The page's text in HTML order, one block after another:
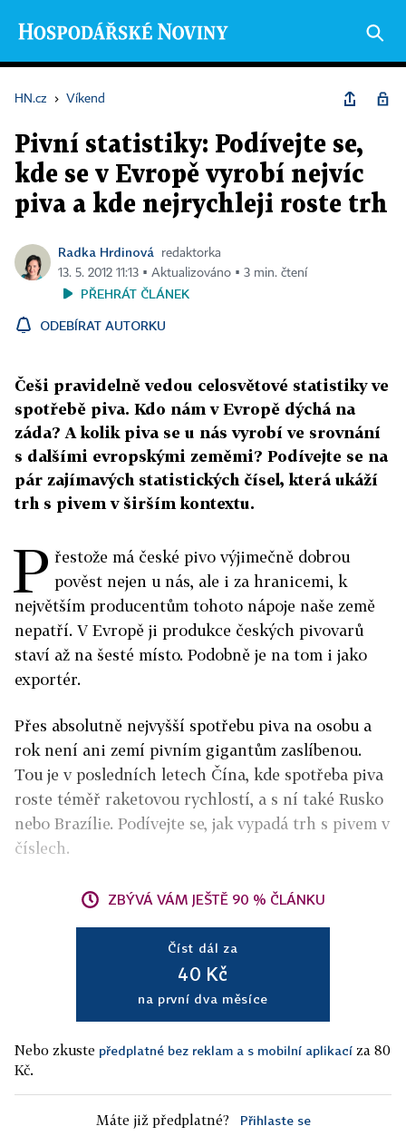
HN.cz › Víkend
Pivní statistiky: Podívejte se,
kde se v Evropě vyrobí nejvíc
piva a kde nejrychleji roste trh
Radka Hrdinová
redaktorka
13. 5. 2012 11:13 ▪ Aktualizováno ▪ 3 min. čtení
PŘEHRÁT ČLÁNEK
ODEBÍRAT AUTORKU
Češi pravidelně vedou celosvětové statistiky ve
spotřebě piva. Kdo nám v Evropě dýchá na
záda? A kolik piva se u nás vyrobí ve srovnání
s dalšími evropskými zeměmi? Podívejte se na
pár zajímavých statistických čísel, která ukáží
trh s pivem v širším kontextu.
P řestože má české pivo výjimečně dobrou
pověst nejen u nás, ale i za hranicemi, k
největším producentům tohoto nápoje naše země
nepatří. V Evropě ji produkce českých pivovarů
staví až na šesté místo. Podobně je na tom i jako
exportér.
Přes absolutně nejvyšší spotřebu piva na osobu a
rok není ani zemí pivním gigantům zaslíbenou.
Tou je v posledních letech Čína, kde spotřeba piva
roste téměř raketovou rychlostí, a s ní také Rusko
nebo Brazílie. Podívejte se, jak vypadá trh s pivem v
číslech.
ZBÝVÁ VÁM JEŠTĚ 90 % ČLÁNKU
Číst dál za
40 Kč
na první dva měsíce
Nebo zkuste předplatné bez reklam a s mobilní aplikací za 80
Kč.
Máte již předplatné? Přihlaste se